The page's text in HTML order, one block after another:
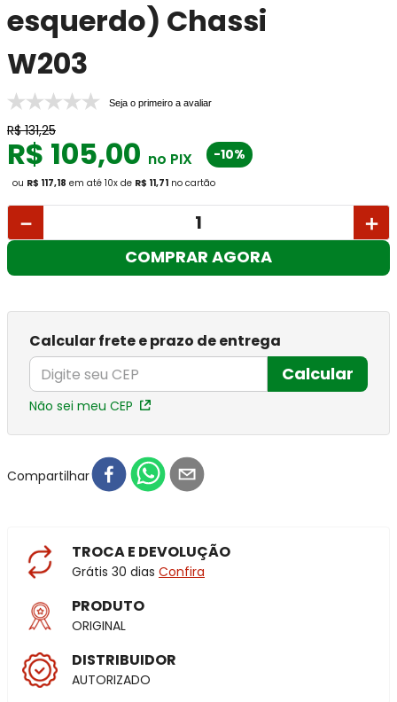
esquerdo) Chassi
W203
Seja o primeiro a avaliar
R$ 131,25
R$ 105,00 no PIX -10%
ou R$ 117,18 em até 10x de R$ 11,71 no cartão
＋
－
COMPRAR AGORA
Calcular frete e prazo de entrega
Calcular
Não sei meu CEP
Compartilhar
TROCA E DEVOLUÇÃO
Grátis 30 dias Confira
PRODUTO
ORIGINAL
DISTRIBUIDOR
AUTORIZADO